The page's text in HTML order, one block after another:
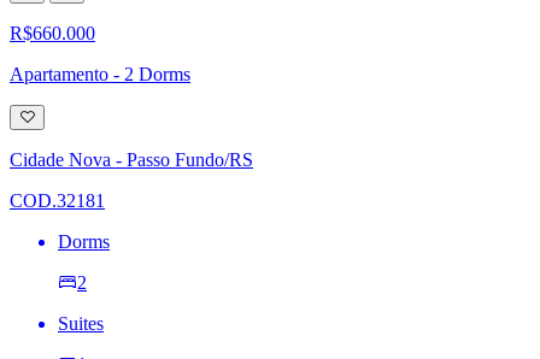
R$660.000
Apartamento - 2 Dorms
Adicionar
à
lista
de
Cidade Nova - Passo Fundo/RS
COD.32181
Dorms
2
Suites